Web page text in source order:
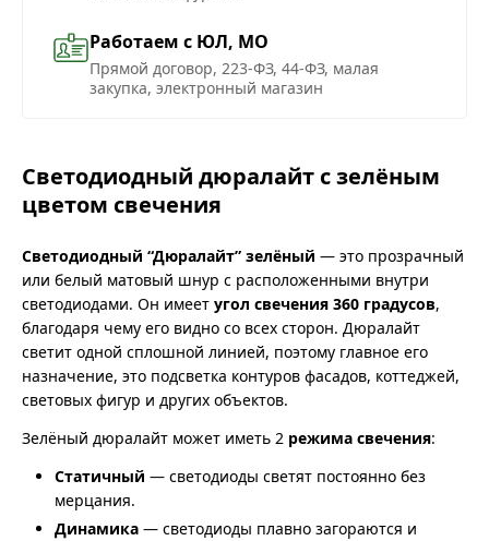
Работаем с ЮЛ, МО
Прямой договор, 223-ФЗ, 44-ФЗ, малая
закупка, электронный магазин
Светодиодный дюралайт с зелёным
цветом свечения
Светодиодный “Дюралайт” зелёный — это прозрачный
или белый матовый шнур с расположенными внутри
светодиодами. Он имеет угол свечения 360 градусов,
благодаря чему его видно со всех сторон. Дюралайт
светит одной сплошной линией, поэтому главное его
назначение, это подсветка контуров фасадов, коттеджей,
световых фигур и других объектов.
Зелёный дюралайт может иметь 2 режима свечения:
Статичный — светодиоды светят постоянно без
мерцания.
Динамика — светодиоды плавно загораются и